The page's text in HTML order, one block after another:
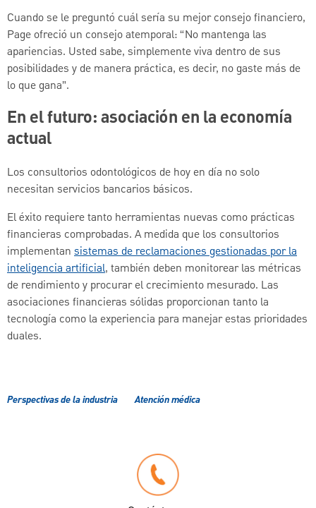
Cuando se le preguntó cuál sería su mejor consejo financiero,
Page ofreció un consejo atemporal: “No mantenga las
apariencias. Usted sabe, simplemente viva dentro de sus
posibilidades y de manera práctica, es decir, no gaste más de
lo que gana”.
En el futuro: asociación en la economía
actual
Los consultorios odontológicos de hoy en día no solo
necesitan servicios bancarios básicos.
El éxito requiere tanto herramientas nuevas como prácticas
financieras comprobadas. A medida que los consultorios
implementan sistemas de reclamaciones gestionadas por la
inteligencia artificial, también deben monitorear las métricas
de rendimiento y procurar el crecimiento mesurado. Las
asociaciones financieras sólidas proporcionan tanto la
tecnología como la experiencia para manejar estas prioridades
duales.
Perspectivas de la industria Atención médica